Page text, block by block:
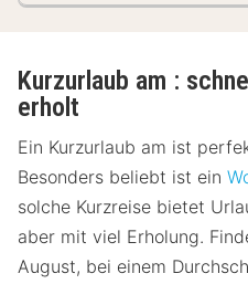
Kurzurlaub am :
erholt
Ein Kurzurlaub am ist
Besonders beliebt ist ein
solche Kurzreise bietet
aber mit viel Erholung.
August, bei einem